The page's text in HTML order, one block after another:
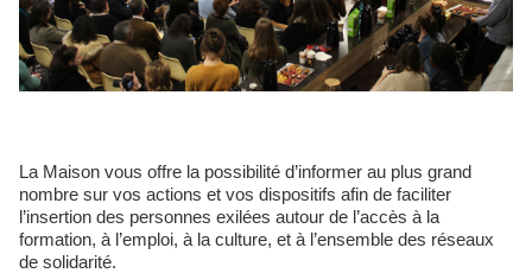
La Maison vous offre la possibilité d’informer au plus grand
nombre sur vos actions et vos dispositifs afin de faciliter
l’insertion des personnes exilées autour de l’accès à la
formation, à l’emploi, à la culture, et à l’ensemble des réseaux
de solidarité.